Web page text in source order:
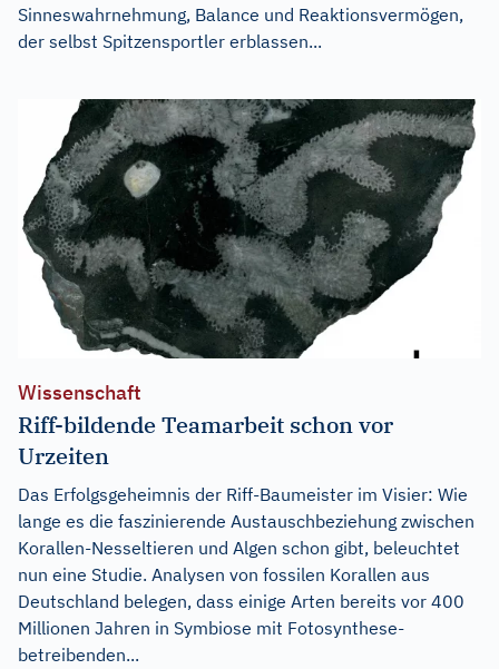
Sinneswahrnehmung, Balance und Reaktionsvermögen,
der selbst Spitzensportler erblassen...
Wissenschaft
Riff-bildende Teamarbeit schon vor
Urzeiten
Das Erfolgsgeheimnis der Riff-Baumeister im Visier: Wie
lange es die faszinierende Austauschbeziehung zwischen
Korallen-Nesseltieren und Algen schon gibt, beleuchtet
nun eine Studie. Analysen von fossilen Korallen aus
Deutschland belegen, dass einige Arten bereits vor 400
Millionen Jahren in Symbiose mit Fotosynthese-
betreibenden...